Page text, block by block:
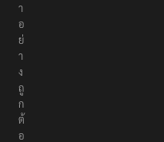
ห
า
อ
ย่
า
ง
ถู
ก
ต้